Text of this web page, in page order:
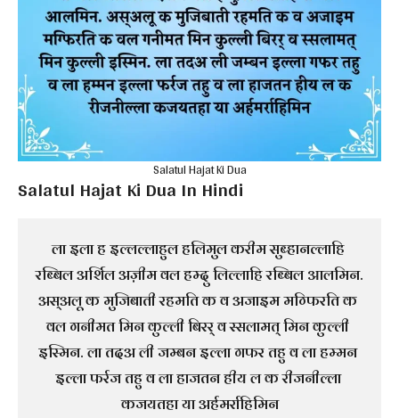
Salatul Hajat Ki Dua
Salatul Hajat Ki Dua In Hindi
ला इला ह इल्लल्लाहुल हलिमुल करीम सुब्हानल्लाहि
रब्बिल अर्शिल अज़ीम वल हम्दु लिल्लाहि रब्बिल आलमिन.
अस्अलू क मुजिबाती रहमति क व अजाइम मग्फिरति क
वल गनीमत मिन कुल्ली बिरर् व स्सलामत् मिन कुल्ली
इस्मिन. ला तदअ ली जम्बन इल्ला गफर तहु व ला हम्मन
इल्ला फर्रज तहु व ला हाजतन हीय ल क रीजनील्ला
कजयतहा या अर्हमर्राहिमिन